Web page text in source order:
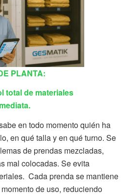
PLANTA:
total de materiales
en todo momento quién ha
en qué talla y en qué turno. Se
de prendas mezcladas,
mal colocadas. Se evita
Cada prenda se mantiene
de uso, reduciendo